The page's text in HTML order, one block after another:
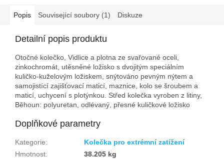
Popis Související soubory (1) Diskuze
Detailní popis produktu
Otočné kolečko, Vidlice a plotna ze svařované oceli,
zinkochromát, utěsněné ložisko s dvojitým speciálním
kuličko-kuželovým ložiskem, snýtováno pevným nýtem a
samojistící zajišťovací maticí, maznice, kolo se šroubem a
maticí, uchycení s plotýnkou. Střed kolečka vyroben z litiny,
Běhoun: polyuretan, odlévaný, přesné kuličkové ložisko
Doplňkové parametry
Kategorie:
Kolečka pro extrémní zatížení
Hmotnost:
38.205 kg